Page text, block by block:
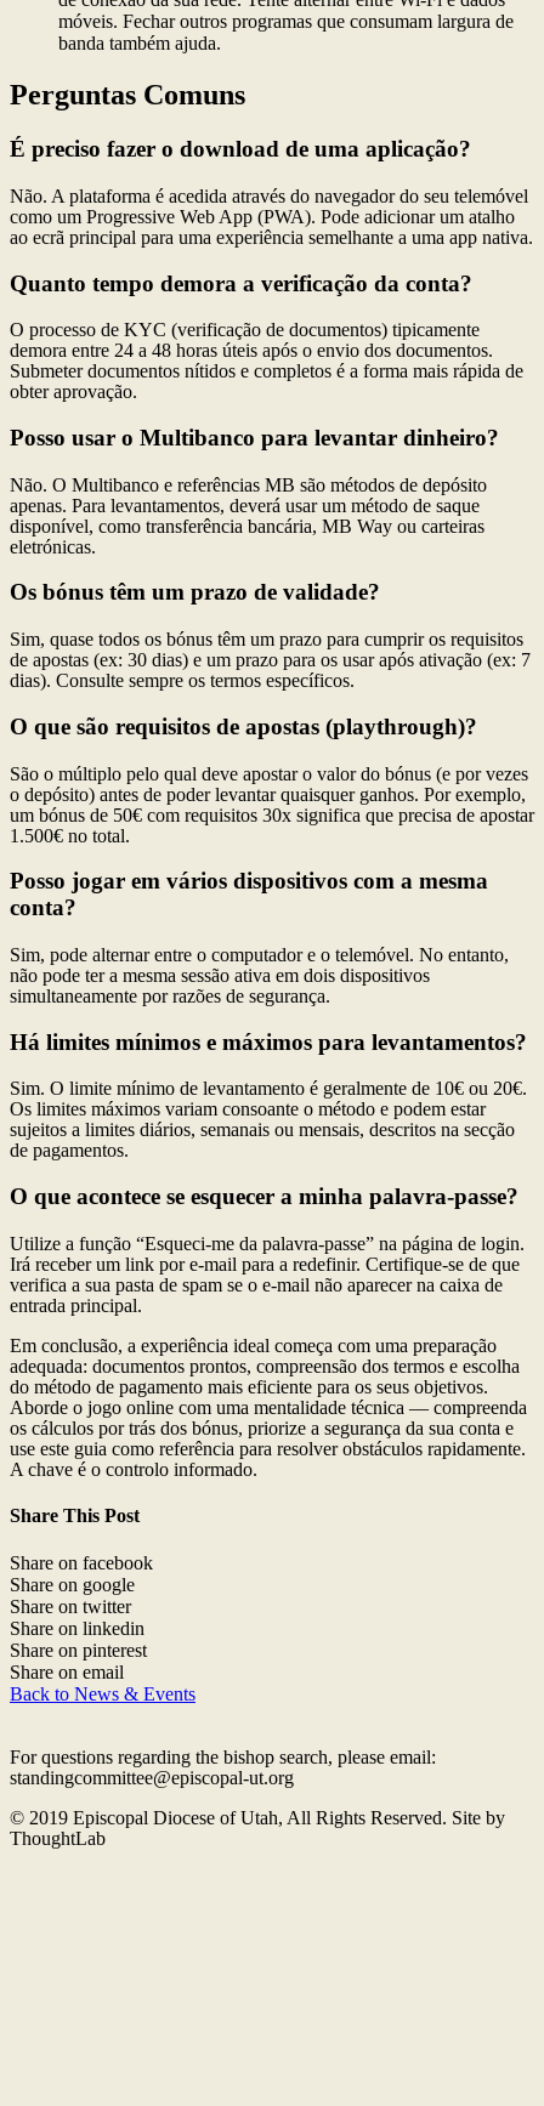
móveis. Fechar outros programas que consumam largura de
banda também ajuda.
Perguntas Comuns
É preciso fazer o download de uma aplicação?
Não. A plataforma é acedida através do navegador do seu telemóvel
como um Progressive Web App (PWA). Pode adicionar um atalho
ao ecrã principal para uma experiência semelhante a uma app nativa.
Quanto tempo demora a verificação da conta?
O processo de KYC (verificação de documentos) tipicamente
demora entre 24 a 48 horas úteis após o envio dos documentos.
Submeter documentos nítidos e completos é a forma mais rápida de
obter aprovação.
Posso usar o Multibanco para levantar dinheiro?
Não. O Multibanco e referências MB são métodos de depósito
apenas. Para levantamentos, deverá usar um método de saque
disponível, como transferência bancária, MB Way ou carteiras
eletrónicas.
Os bónus têm um prazo de validade?
Sim, quase todos os bónus têm um prazo para cumprir os requisitos
de apostas (ex: 30 dias) e um prazo para os usar após ativação (ex: 7
dias). Consulte sempre os termos específicos.
O que são requisitos de apostas (playthrough)?
São o múltiplo pelo qual deve apostar o valor do bónus (e por vezes
o depósito) antes de poder levantar quaisquer ganhos. Por exemplo,
um bónus de 50€ com requisitos 30x significa que precisa de apostar
1.500€ no total.
Posso jogar em vários dispositivos com a mesma
conta?
Sim, pode alternar entre o computador e o telemóvel. No entanto,
não pode ter a mesma sessão ativa em dois dispositivos
simultaneamente por razões de segurança.
Há limites mínimos e máximos para levantamentos?
Sim. O limite mínimo de levantamento é geralmente de 10€ ou 20€.
Os limites máximos variam consoante o método e podem estar
sujeitos a limites diários, semanais ou mensais, descritos na secção
de pagamentos.
O que acontece se esquecer a minha palavra-passe?
Utilize a função “Esqueci-me da palavra-passe” na página de login.
Irá receber um link por e-mail para a redefinir. Certifique-se de que
verifica a sua pasta de spam se o e-mail não aparecer na caixa de
entrada principal.
Em conclusão, a experiência ideal começa com uma preparação
adequada: documentos prontos, compreensão dos termos e escolha
do método de pagamento mais eficiente para os seus objetivos.
Aborde o jogo online com uma mentalidade técnica — compreenda
os cálculos por trás dos bónus, priorize a segurança da sua conta e
use este guia como referência para resolver obstáculos rapidamente.
A chave é o controlo informado.
Share This Post
Share on facebook
Share on google
Share on twitter
Share on linkedin
Share on pinterest
Share on email
Back to News & Events
For questions regarding the bishop search, please email:
standingcommittee@episcopal-ut.org
© 2019 Episcopal Diocese of Utah, All Rights Reserved. Site by
ThoughtLab